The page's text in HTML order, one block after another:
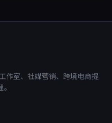
作室、社媒营销、跨境电商提